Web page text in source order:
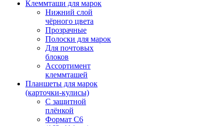
Клеммташи для марок
Нижний слой
чёрного цвета
Прозрачные
Полоски для марок
Для почтовых
блоков
Ассортимент
клеммташей
Планшеты для марок
(карточки-кулисы)
С защитной
плёнкой
Формат C6